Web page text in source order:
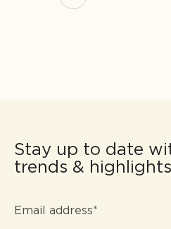
Stay up to date
trends & highlights
address
Email address*